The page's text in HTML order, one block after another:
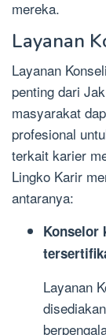
mereka.
Layanan
Layanan
penting dari
masyarakat
profesional
terkait karier
Lingko Karir
antaranya:
Konselor
Layanan